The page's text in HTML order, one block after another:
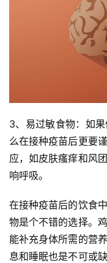
3、易过敏食物：如
么在接种疫苗后更要
应，如皮肤瘙痒和风
响呼吸。
在接种疫苗后的饮食
物是个不错的选择。
能补充身体所需的营
息和睡眠也是不可或